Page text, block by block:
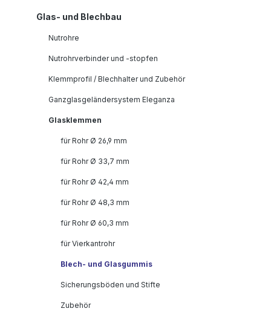
Glas- und Blechbau
Nutrohre
Nutrohrverbinder und -stopfen
Klemmprofil / Blechhalter und Zubehör
Ganzglasgeländersystem Eleganza
Glasklemmen
für Rohr Ø 26,9 mm
für Rohr Ø 33,7 mm
für Rohr Ø 42,4 mm
für Rohr Ø 48,3 mm
für Rohr Ø 60,3 mm
für Vierkantrohr
Blech- und Glasgummis
Sicherungsböden und Stifte
Zubehör